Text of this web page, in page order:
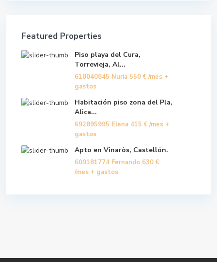
Featured Properties
Piso playa del Cura,
Torrevieja, Al...
610040845 Nuria 550 € /mes +
gastos
Habitación piso zona del Pla,
Alica...
692895995 Elena 415 € /mes +
gastos
Apto en Vinaròs, Castellón.
609181774 Fernando 630 €
/mes + gastos